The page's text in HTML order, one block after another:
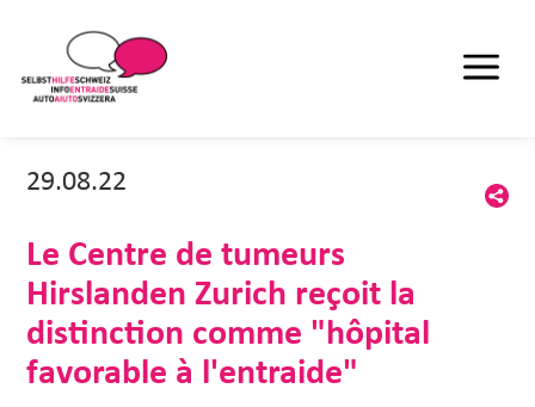
29.08.22
Le Centre de tumeurs
Hirslanden Zurich reçoit la
distinction comme "hôpital
favorable à l'entraide"